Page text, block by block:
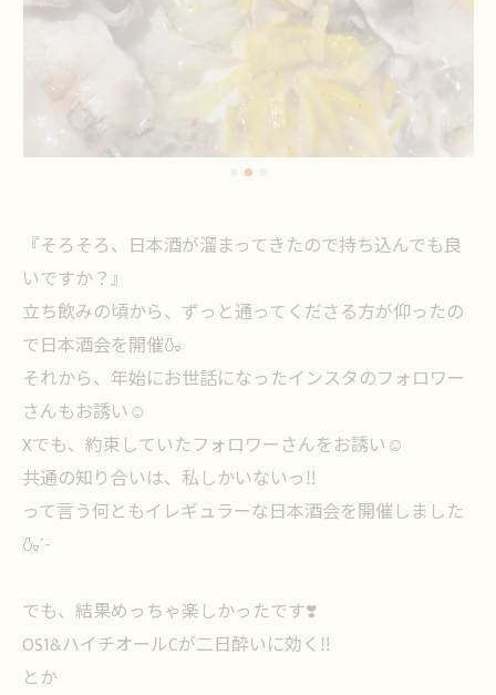
『そろそろ、日本酒が溜まってきたので持ち込んでも良
いですか？』
立ち飲みの頃から、ずっと通ってくださる方が仰ったの
で日本酒会を開催🍶
それから、年始にお世話になったインスタのフォロワー
さんもお誘い☺️
Xでも、約束していたフォロワーさんをお誘い☺️
共通の知り合いは、私しかいないっ‼️
って言う何ともイレギュラーな日本酒会を開催しました
🍶´-
でも、結果めっちゃ楽しかったです❣️
OS1&ハイチオールCが二日酔いに効く‼️
とか